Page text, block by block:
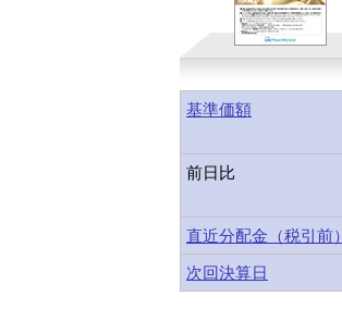
基準価額
前日比
直近分配金（税引前）
次回決算日